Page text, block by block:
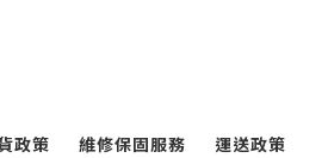
政策 維修保固服務 運送政策